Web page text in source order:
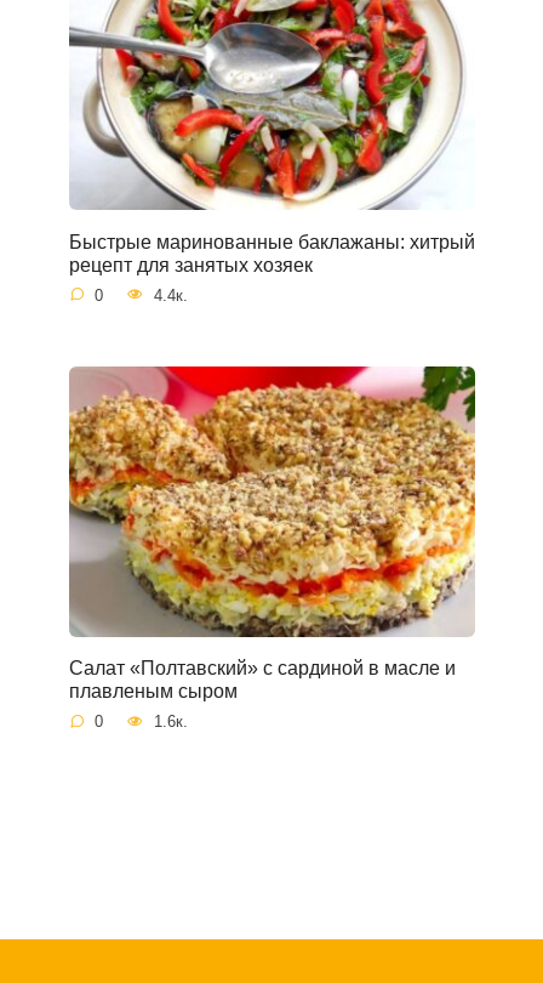
Быстрые маринованные баклажаны: хитрый
рецепт для занятых хозяек
0 4.4к.
Салат «Полтавский» с сардиной в масле и
плавленым сыром
0 1.6к.